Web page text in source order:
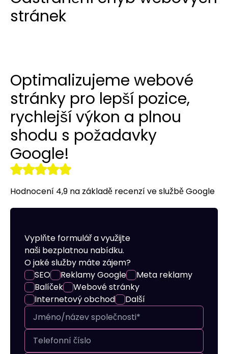
Optymalizacja SEO
Remarketing
Překlady webových stránek a
stránek
Optimalizujeme webové
stránky pro lepší pozice,
rychlejší výkon a plnou
shodu s požadavky
Google!
Hodnocení 4,9 na základě recenzí ve službě Google
Vyplňte formulář a využijte
naši bezplatnou nabídku.
O jaké služby máte zájem?
SEO
Reklamy Google
Meta reklamy
Balíček
Webové stránky
Internetový obchod
Další